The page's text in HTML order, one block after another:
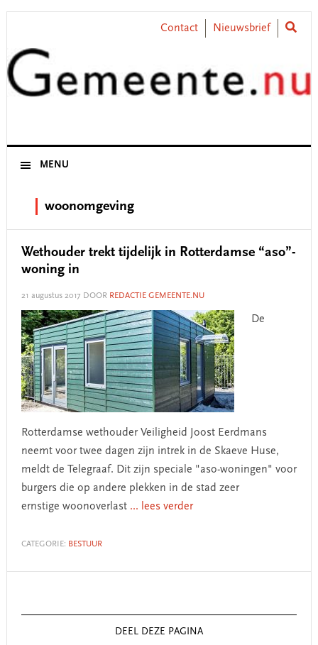
Skip
primary
navigation
Skip
content
Skip
primary
sidebar
Skip
footer
Contact Nieuwsbrief
MENU
woonomgeving
Wethouder trekt tijdelijk in Rotterdamse “aso”-
woning in
21 augustus 2017 DOOR REDACTIE GEMEENTE.NU
De
Rotterdamse wethouder Veiligheid Joost Eerdmans
neemt voor twee dagen zijn intrek in de Skaeve Huse,
meldt de Telegraaf. Dit zijn speciale "aso-woningen" voor
burgers die op andere plekken in de stad zeer
ernstige woonoverlast ... lees verder
CATEGORIE: BESTUUR
Sidebar
DEEL DEZE PAGINA